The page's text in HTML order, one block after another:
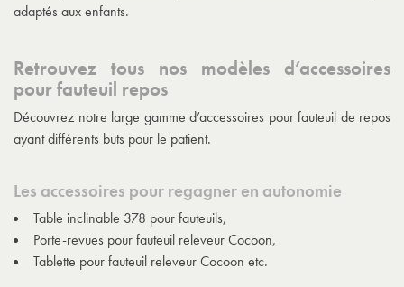
adaptés aux enfants.
Retrouvez tous nos modèles d’accessoires
pour fauteuil repos
Découvrez notre large gamme d’accessoires pour fauteuil de repos
ayant différents buts pour le patient.
Les accessoires pour regagner en autonomie
Table inclinable 378 pour fauteuils,
Porte-revues pour fauteuil releveur Cocoon,
Tablette pour fauteuil releveur Cocoon etc.